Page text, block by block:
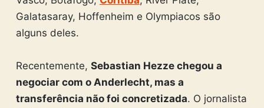
Galatasaray, Hoffenheim e Olympiacos são
alguns deles.
Recentemente, Sebastian Hezze chegou a
negociar com o Anderlecht, mas a
transferência não foi concretizada. O jornalista